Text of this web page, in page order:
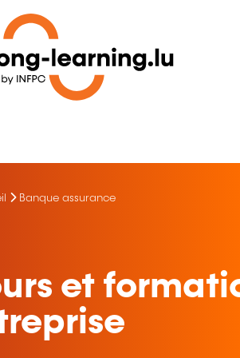
Banque assurance
et